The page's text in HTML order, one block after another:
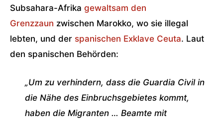
Subsahara-Afrika gewaltsam den
Grenzzaun zwischen Marokko, wo sie illegal
lebten, und der spanischen Exklave Ceuta. Laut
den spanischen Behörden:
„Um zu verhindern, dass die Guardia Civil in
die Nähe des Einbruchsgebietes kommt,
haben die Migranten … Beamte mit